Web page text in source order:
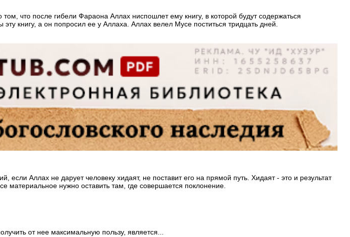
что после гибели Фараона Аллах ниспошлет ему книгу, в которой будут содержаться
книгу, а он попросил ее у Аллаха. Аллах велел Мусе поститься тридцать дней.
если Аллах не дарует человеку хидаят, не поставит его на прямой путь. Хидаят - это и результат
материальное нужно оставить там, где совершается поклонение.
от нее максимальную пользу, является...